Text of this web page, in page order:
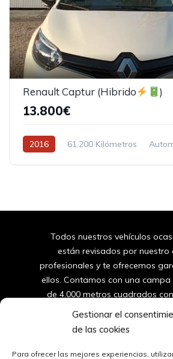
Gestionar el
de las cookies
Para ofrecer las mejores experiencias,
Renault Captur (Hibrido )
13.800€
2016 61.200 Kilómetros
Todos nuestros vehículos
están revisados por nuestro
profesionales y te ofrecemos
ellos. Contamos con una campa
de 4.000 metros cuadrados
furgonetas y coches de
96150 10